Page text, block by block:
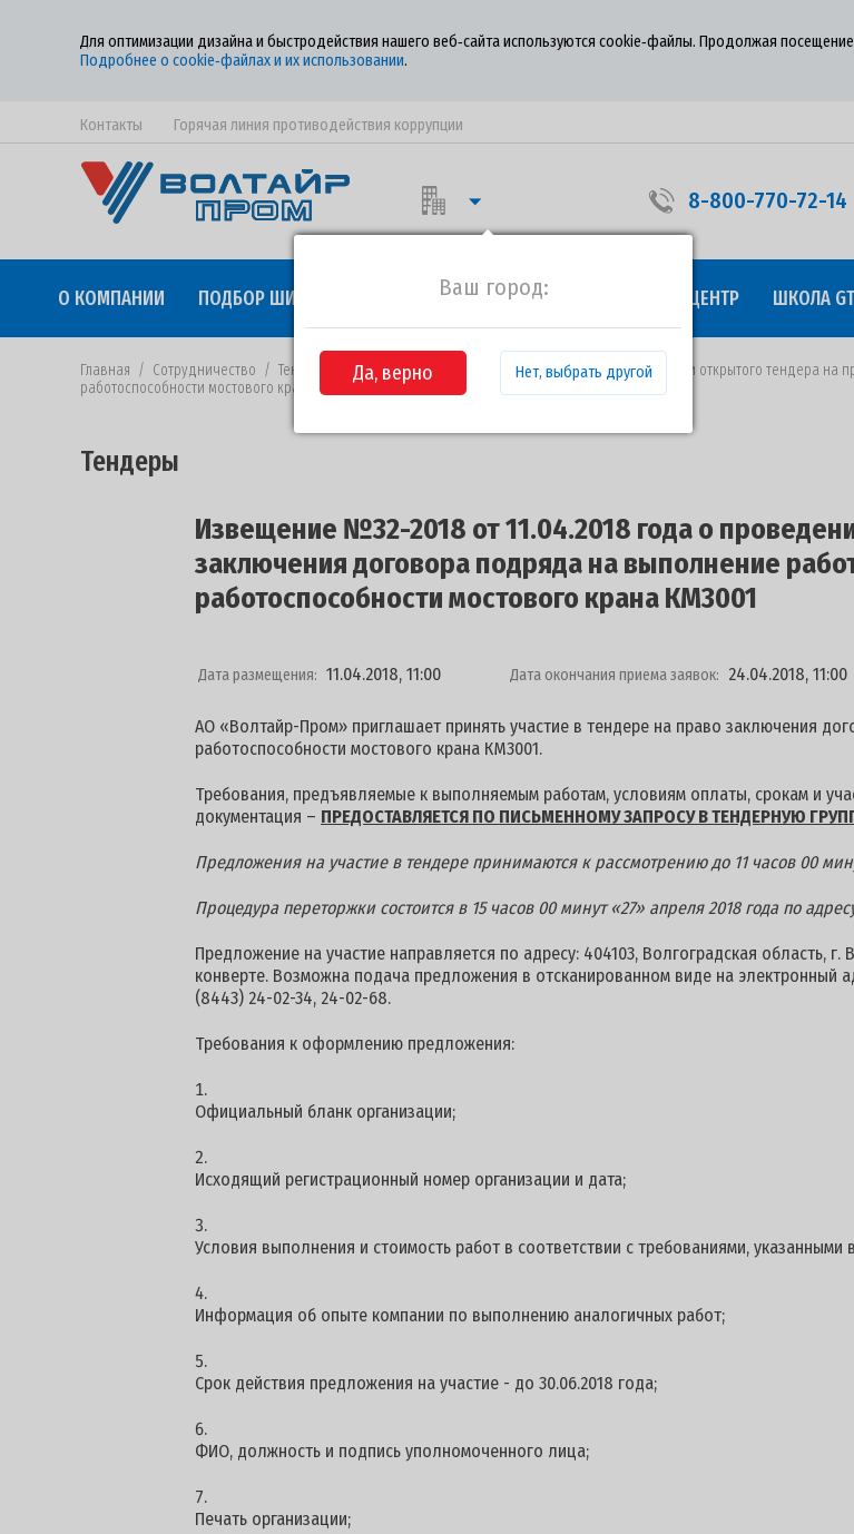
Для оптимизации дизайна и быстродействия нашего веб‑сайта используются cookie‑файлы. Продолжая
Подробнее о cookie‑файлах и их использовании.
Контакты Горячая линия противодействия коррупции
Ваш город:
Да, верно Нет, выбрать другой
8-800-770-72-14
О КОМПАНИИ ПОДБОР ШИН СОТРУДНИЧЕСТВО ПРЕСС-ЦЕНТР ШКОЛА
Главная / Сотрудничество / Тендеры
Извещение №32-2018 от 11.04.2018 года о проведении открытого тендера
работоспособности мостового крана КМ3001
Тендеры
Извещение №32-2018 от 11.04.2018 года о
заключения договора подряда на выполнение
работоспособности мостового крана КМ3001
Дата размещения: 11.04.2018, 11:00 Дата окончания приема заявок: 24.04.2018, 11:00
АО «Волтайр-Пром» приглашает принять участие в тендере на право заключения
работоспособности мостового крана КМ3001.
Требования, предъявляемые к выполняемым работам, условиям оплаты, срокам и
документация – ПРЕДОСТАВЛЯЕТСЯ ПО ПИСЬМЕННОМУ ЗАПРОСУ В ТЕНДЕРНУЮ
Предложения на участие в тендере принимаются к рассмотрению до 11 часов 00
Процедура переторжки состоится в 15 часов 00 минут «27» апреля 2018 года по
Предложение на участие направляется по адресу: 404103, Волгоградская область,
конверте. Возможна подача предложения в отсканированном виде на электронный
(8443) 24-02-34, 24-02-68.
Требования к оформлению предложения:
Официальный бланк организации;
Исходящий регистрационный номер организации и дата;
Условия выполнения и стоимость работ в соответствии с требованиями,
Информация об опыте компании по выполнению аналогичных работ;
Срок действия предложения на участие - до 30.06.2018 года;
ФИО, должность и подпись уполномоченного лица;
Печать организации;